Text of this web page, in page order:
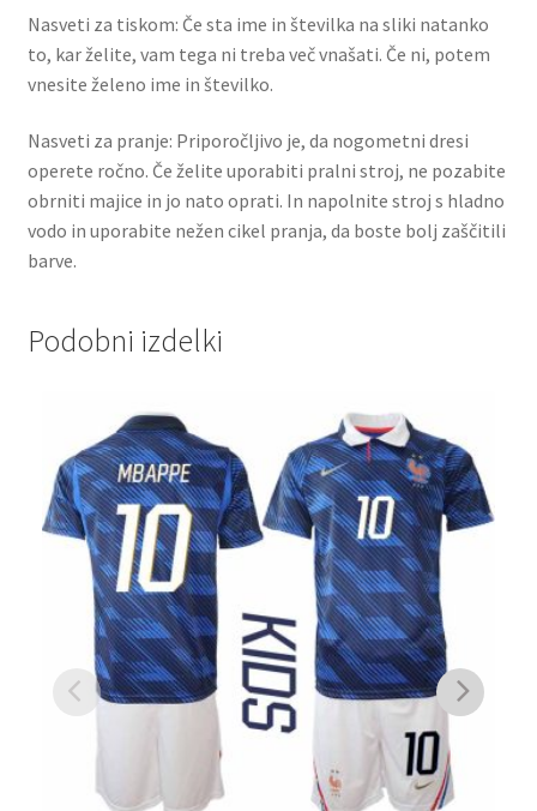
Nasveti za tiskom: Če sta ime in številka na sliki natanko
to, kar želite, vam tega ni treba več vnašati. Če ni, potem
vnesite želeno ime in številko.
Nasveti za pranje: Priporočljivo je, da nogometni dresi
operete ročno. Če želite uporabiti pralni stroj, ne pozabite
obrniti majice in jo nato oprati. In napolnite stroj s hladno
vodo in uporabite nežen cikel pranja, da boste bolj zaščitili
barve.
Podobni izdelki